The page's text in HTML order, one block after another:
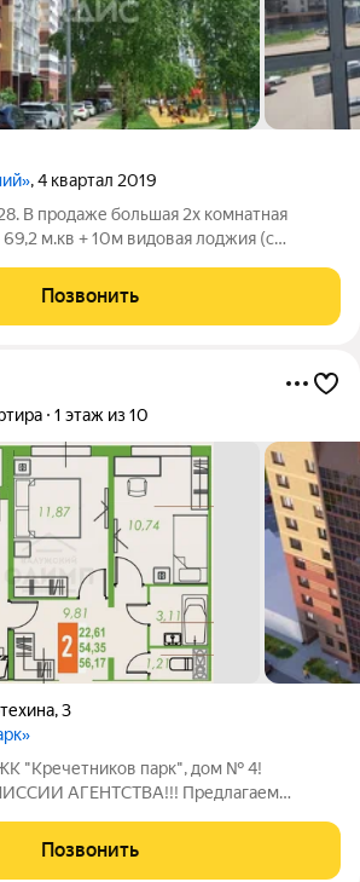
, 4 квартал 2019
В продаже большая 2х комнатная
м.кв + 10м видовая лоджия (с
экономию по платежам за
видовaя пpосторнaя
Позвонить
1 этаж из 10
,3
"Кречетников парк", дом № 4!
АГЕНТСТВА!!! Предлагаем
преимуществами. Преимущества
Позвонить